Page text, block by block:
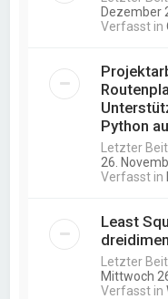
Dezember
Verfasst in
Python
Letzter
26.
Verfasst in
Least
Letzter
Mittwoch
Verfasst in